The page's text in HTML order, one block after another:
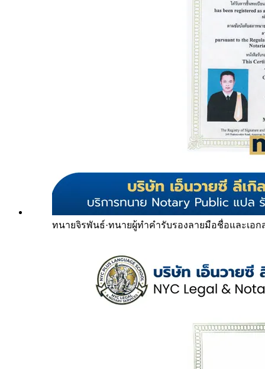
ทนายจิรพันธ์·ทนายผู้ทำคำรับรองลายมือชื่อและเอก